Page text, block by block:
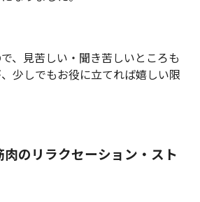
、見苦しい・聞き苦しいところも
少しでもお役に立てれば嬉しい限
肉のリラクセーション・スト